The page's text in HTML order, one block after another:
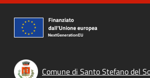
Comune di Santo Stefano del